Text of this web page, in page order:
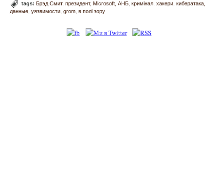
tags: Брэд Смит президент Microsoft АНБ кримінал хакери кибератака
данные уязвимости grom в полі зору